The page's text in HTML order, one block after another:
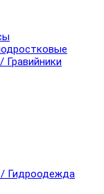
Гидроодежда